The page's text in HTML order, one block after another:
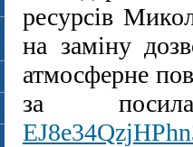
ресурсів
на заміну
атмосферне
за